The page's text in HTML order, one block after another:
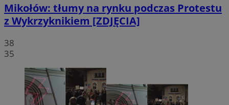
Mikołów: tłumy na rynku podczas Protestu
z Wykrzyknikiem [ZDJĘCIA]
38
35